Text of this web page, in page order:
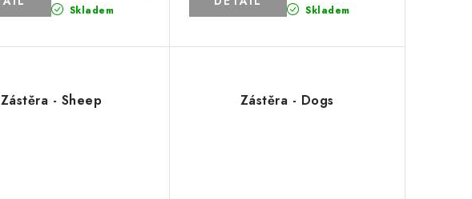
Skladem Skladem
Zástěra - Sheep Zástěra - Dogs